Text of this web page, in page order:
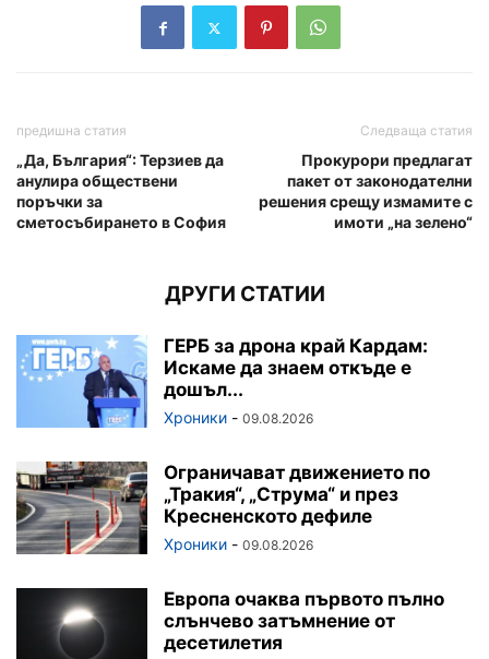
предишна статия
„Да, България“: Терзиев да
анулира обществени
поръчки за
сметосъбирането в София
Следваща статия
Прокурори предлагат
пакет от законодателни
решения срещу измамите с
имоти „на зелено“
ДРУГИ СТАТИИ
ГЕРБ за дрона край Кардам:
Искаме да знаем откъде е
дошъл...
Хроники - 09.08.2026
Ограничават движението по
„Тракия“, „Струма“ и през
Кресненското дефиле
Хроники - 09.08.2026
Европа очаква първото пълно
слънчево затъмнение от
десетилетия